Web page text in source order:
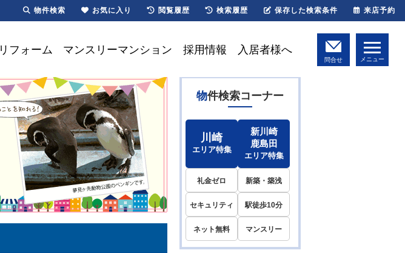
リフォーム マンスリーマンション 採用情報 入居者様へ
問合せ メニュー
物件検索コーナー
川崎
エリア特集
新川崎
鹿島田
エリア特集
礼金ゼロ 新築・築浅
セキュリティ 駅徒歩10分
ネット無料 マンスリー
物件検索 お気に入り 閲覧履歴 検索履歴 保存した検索条件 来店予約